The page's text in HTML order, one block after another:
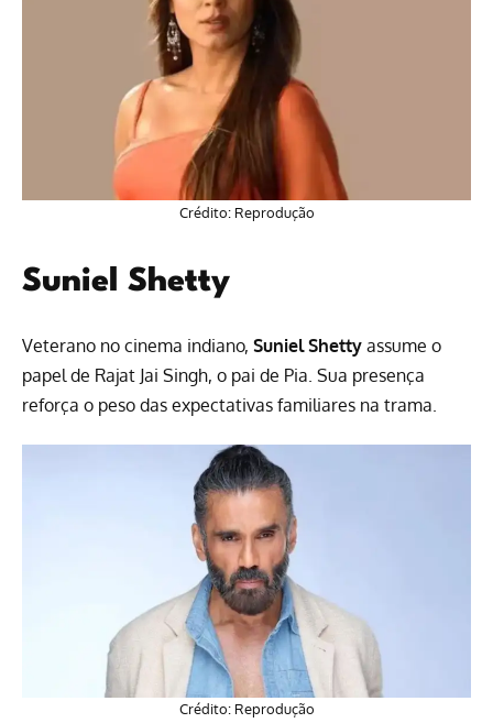
Crédito: Reprodução
Suniel Shetty
Veterano no cinema indiano, Suniel Shetty assume o
papel de Rajat Jai Singh, o pai de Pia. Sua presença
reforça o peso das expectativas familiares na trama.
Crédito: Reprodução